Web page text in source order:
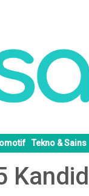
Tekno & Sains